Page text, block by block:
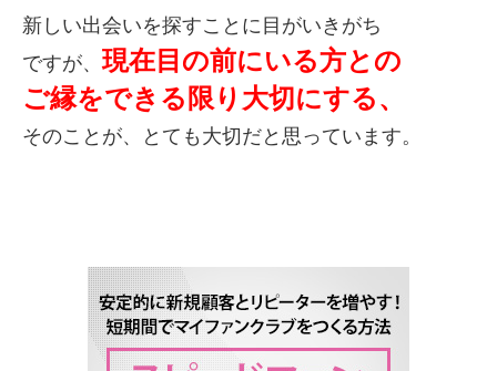
新しい出会いを探すことに目がいきがち
ですが、現在目の前にいる方との
ご縁をできる限り大切にする、
そのことが、とても大切だと思っています。